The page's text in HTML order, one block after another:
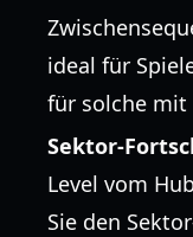
ideal für
für solche mit
Sektor-
Level vom
Sie den